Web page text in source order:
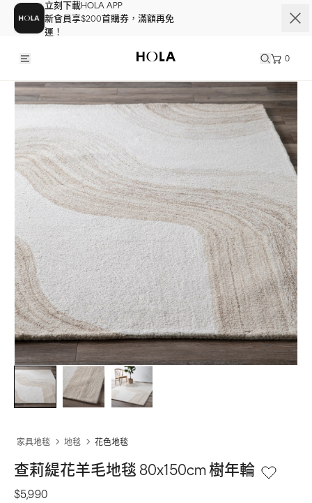
立刻下載HOLA APP
新會員享$200首購券，滿額再免
運！
0
家具地毯 地毯 花色地毯
查莉緹花羊毛地毯 80x150cm 樹年輪
$5,990